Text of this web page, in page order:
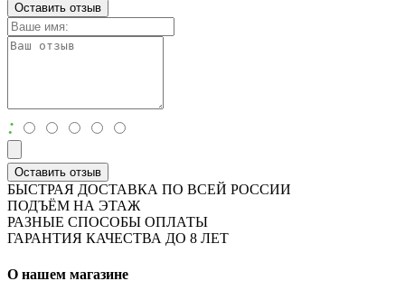
Оставить отзыв
:
Оставить отзыв
БЫСТРАЯ ДОСТАВКА ПО ВСЕЙ РОССИИ
ПОДЪЁМ НА ЭТАЖ
РАЗНЫЕ СПОСОБЫ ОПЛАТЫ
ГАРАНТИЯ КАЧЕСТВА ДО 8 ЛЕТ
О нашем магазине